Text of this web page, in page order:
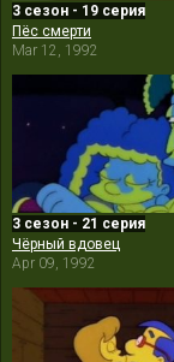
3 сезон - 19 серия
Пёс смерти
Mar 12, 1992
3 сезон - 21 серия
Чёрный вдовец
Apr 09, 1992